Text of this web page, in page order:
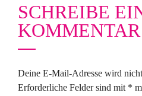
SCHREIBE
KOMMENTAR
Deine E-Mail-Adresse wird
Erforderliche Felder sind mit *